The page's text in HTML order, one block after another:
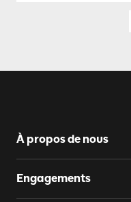
À propos de nous
Engagements